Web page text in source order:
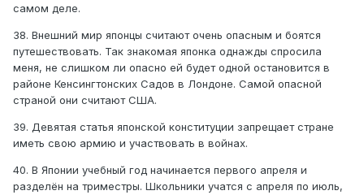
самом деле.
38. Внешний мир японцы считают очень опасным и боятся
путешествовать. Так знакомая японка однажды спросила
меня, не слишком ли опасно ей будет одной остановится в
районе Кенсингтонских Садов в Лондоне. Самой опасной
страной они считают США.
39. Девятая статья японской конституции запрещает стране
иметь свою армию и участвовать в войнах.
40. В Японии учебный год начинается первого апреля и
разделён на триместры. Школьники учатся с апреля по июль,